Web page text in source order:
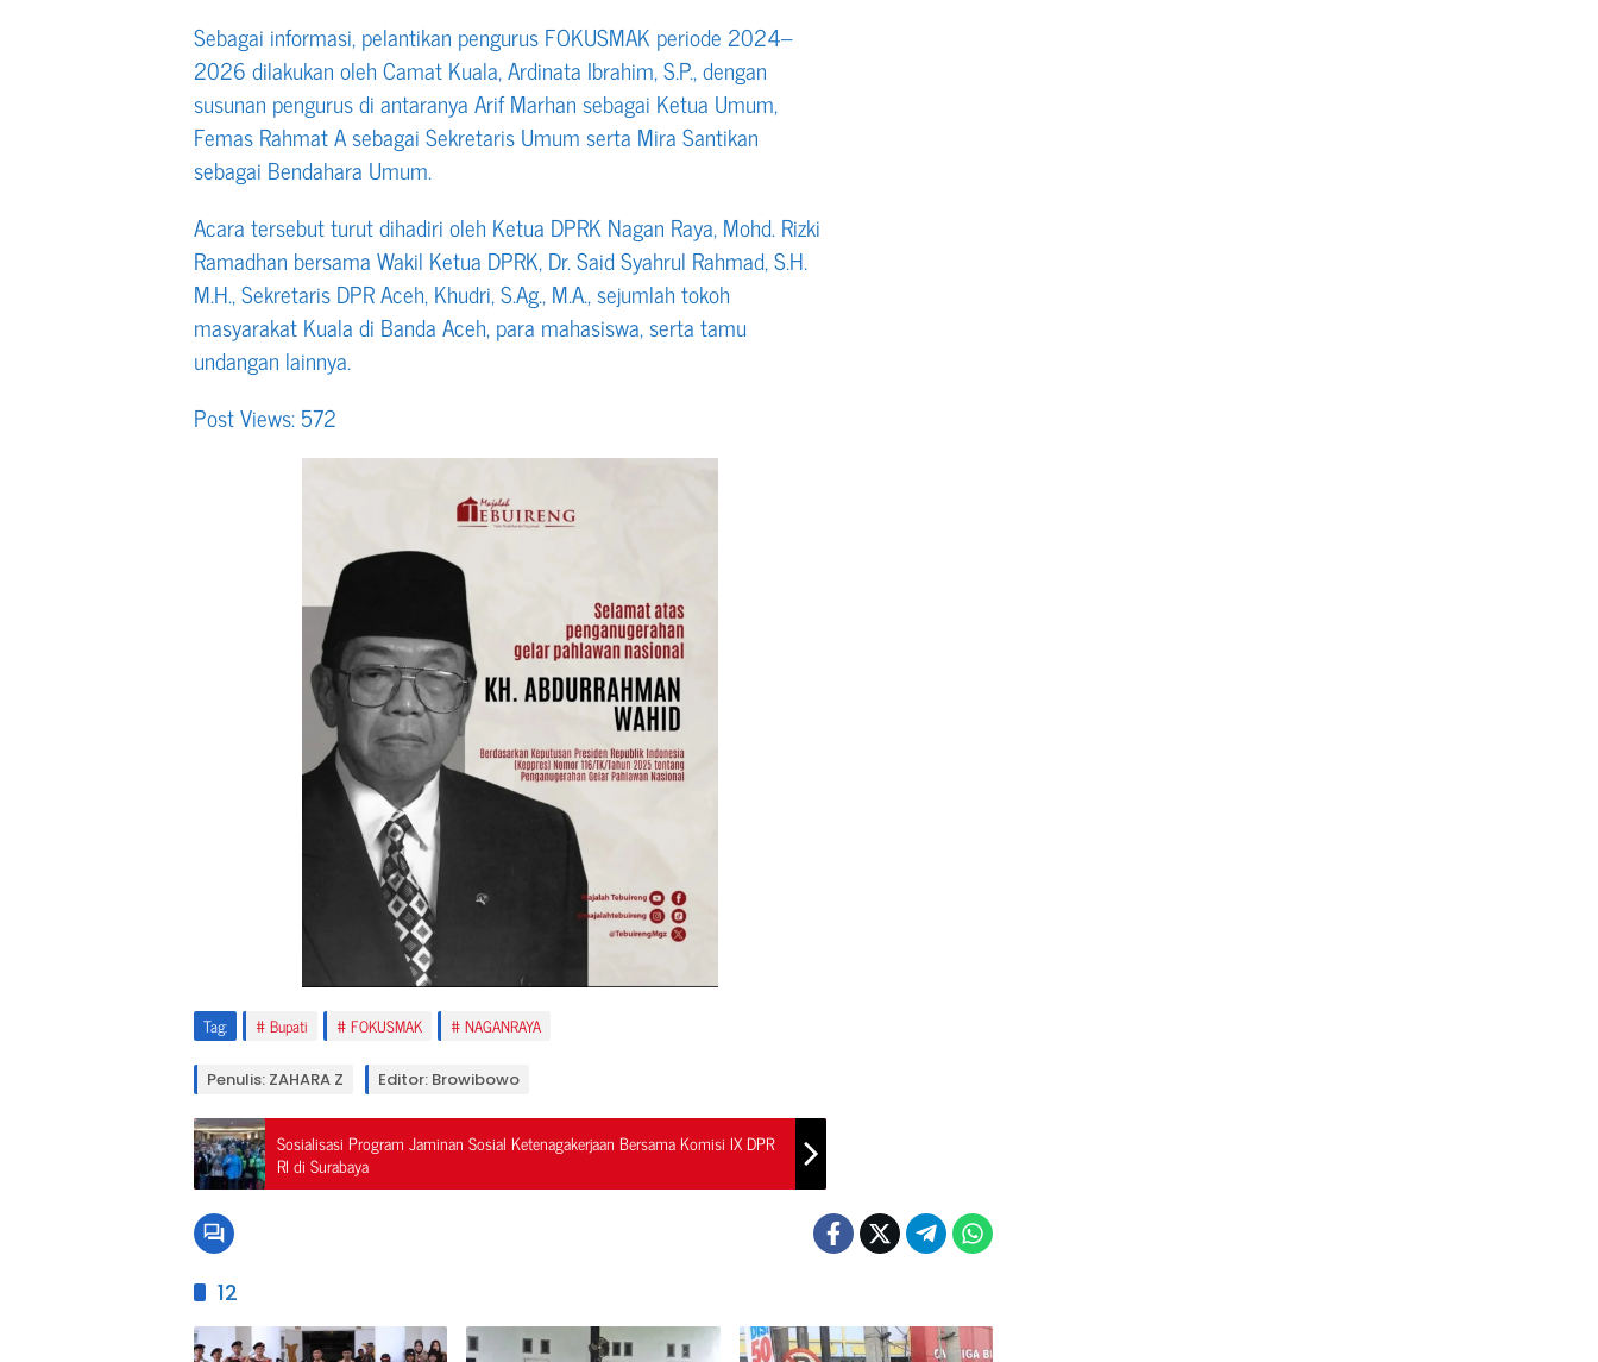
Sebagai informasi, pelantikan pengurus FOKUSMAK periode 2024–
2026 dilakukan oleh Camat Kuala, Ardinata Ibrahim, S.P., dengan
susunan pengurus di antaranya Arif Marhan sebagai Ketua Umum,
Femas Rahmat A sebagai Sekretaris Umum serta Mira Santikan
sebagai Bendahara Umum.
Acara tersebut turut dihadiri oleh Ketua DPRK Nagan Raya, Mohd. Rizki
Ramadhan bersama Wakil Ketua DPRK, Dr. Said Syahrul Rahmad, S.H.
M.H., Sekretaris DPR Aceh, Khudri, S.Ag., M.A., sejumlah tokoh
masyarakat Kuala di Banda Aceh, para mahasiswa, serta tamu
undangan lainnya.
Post Views:572
Tag: Bupati FOKUSMAK NAGANRAYA
Penulis: ZAHARA Z Editor: Browibowo
Sosialisasi Program Jaminan Sosial Ketenagakerjaan Bersama Komisi IX DPR
RI di Surabaya
12